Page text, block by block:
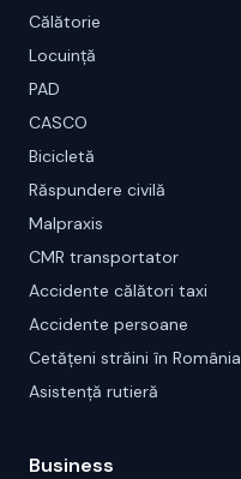
Călătorie
Locuință
PAD
CASCO
Bicicletă
Răspundere civilă
Malpraxis
CMR transportator
Accidente călători taxi
Accidente persoane
Cetățeni străini în România
Asistență rutieră
Business